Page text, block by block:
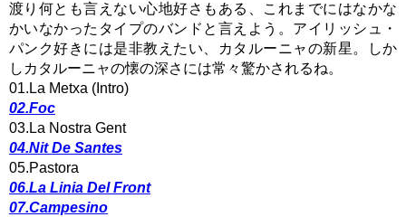
渡り何とも言えない心地好さもある、これまでにはなかな
かいなかったタイプのバンドと言えよう。アイリッシュ・
パンク好きには是非教えたい、カタルーニャの新星。しか
しカタルーニャの懐の深さには常々驚かされるね。
01.La Metxa (Intro)
02.Foc
03.La Nostra Gent
04.Nit De Santes
05.Pastora
06.La Linia Del Front
07.Campesino